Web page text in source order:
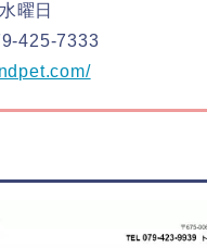
曜日
425-7333